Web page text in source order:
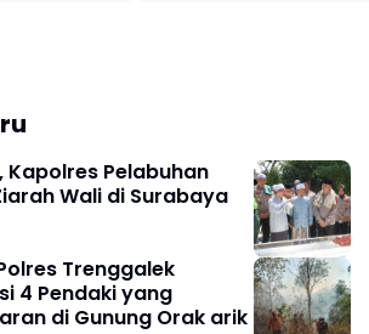
Kapolres Pelabuhan
Wali di Surabaya
Trenggalek
4 Pendaki yang
di Gunung Orak arik